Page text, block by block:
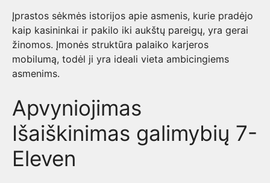
Įprastos sėkmės istorijos apie asmenis, kurie pradėjo
kaip kasininkai ir pakilo iki aukštų pareigų, yra gerai
žinomos. Įmonės struktūra palaiko karjeros
mobilumą, todėl ji yra ideali vieta ambicingiems
asmenims.
Apvyniojimas
Išaiškinimas galimybių 7-
Eleven